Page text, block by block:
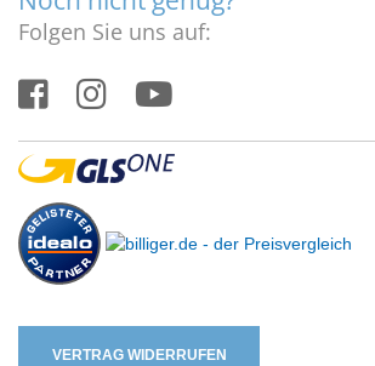
Folgen Sie uns auf:
VERTRAG WIDERRUFEN